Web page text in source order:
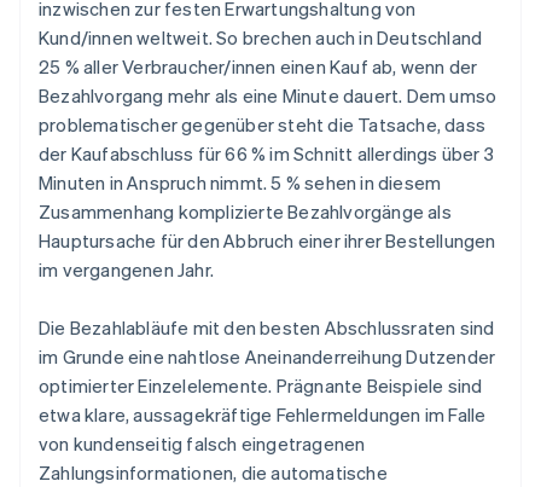
inzwischen zur festen Erwartungshaltung von
Kund/innen weltweit. So brechen auch in Deutschland
25 % aller Verbraucher/innen einen Kauf ab, wenn der
Bezahlvorgang mehr als eine Minute dauert. Dem umso
problematischer gegenüber steht die Tatsache, dass
der Kaufabschluss für 66 % im Schnitt allerdings über 3
Minuten in Anspruch nimmt. 5 % sehen in diesem
Zusammenhang komplizierte Bezahlvorgänge als
Hauptursache für den Abbruch einer ihrer Bestellungen
im vergangenen Jahr.
Die Bezahlabläufe mit den besten Abschlussraten sind
im Grunde eine nahtlose Aneinanderreihung Dutzender
optimierter Einzelelemente. Prägnante Beispiele sind
etwa klare, aussagekräftige Fehlermeldungen im Falle
von kundenseitig falsch eingetragenen
Zahlungsinformationen, die automatische